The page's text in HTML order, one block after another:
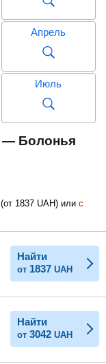
Апрель
Июль
— Болонья
от 1837 UAH) или с
Найти
от 1837 UAH
Найти
от 3042 UAH